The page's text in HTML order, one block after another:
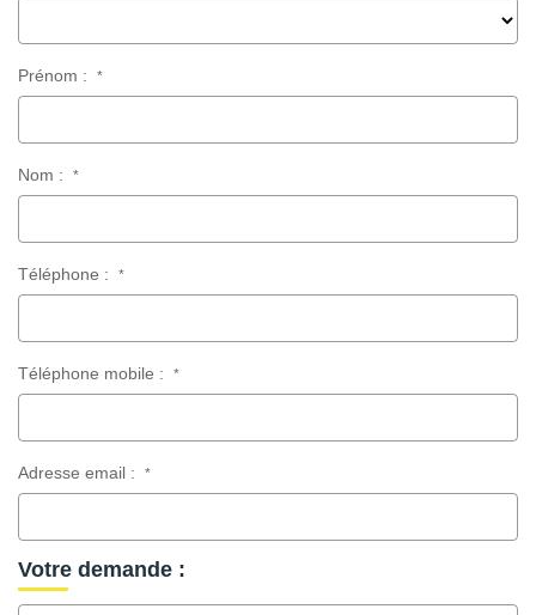
Prénom : *
Nom : *
Téléphone : *
Téléphone mobile : *
Adresse email : *
Votre demande :